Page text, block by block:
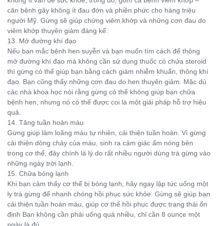
căn bệnh gây không ít đau đớn và phiền phức cho hàng triệu
người Mỹ. Gừng sẽ giúp chứng viêm khớp và những cơn đau do
viêm khớp thuyên giảm đáng kể.
13. Mở đường khí đạo
Nếu bạn mắc bệnh hen suyễn và bạn muốn tìm cách để thông
mở đường khí đạo mà không cần sử dụng thuốc có chứa steroid
thì gừng có thể giúp bạn bằng cách giảm nhiễm khuẩn, thông khí
đạo. Bạn cũng thấy những cơn đau do hen thuyên giảm. Mặc dù
các nhà khoa học nói rằng gừng có thể không giúp bạn chữa
bệnh hen, nhưng nó có thể được coi là một giải pháp hỗ trợ hiệu
quả.
14. Tăng tuần hoàn máu
Gừng giúp làm loãng máu tự nhiên, cải thiện tuần hoàn. Vì gừng
cải thiện dòng chảy của máu, sinh ra cảm giác ấm nóng bên
trong cơ thể, đây chính là lý do rất nhiều người dùng trà gừng vào
những ngày trời lạnh.
15. Chữa bỏng lạnh
Khi bạn cảm thấy cơ thể bị bỏng lạnh, hãy ngay lập tức uống một
ly trà gừng để nhanh chóng hồi phục sức khỏe. Gừng sẽ giúp bạn
cải thiện tuần hoàn máu, giúp cơ thể hồi phục được trạng thái ổn
định Bạn không cần phải uống quá nhiều, chỉ cần 8 ounce một